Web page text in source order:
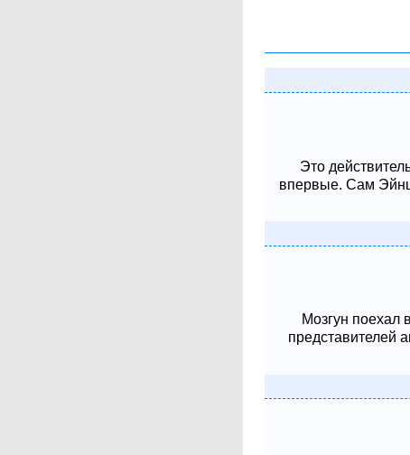
Это
впервые. Сам
Мозгун поехал
представителей